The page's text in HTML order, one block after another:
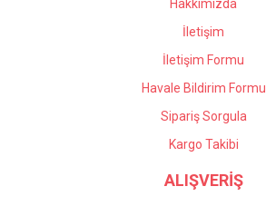
Gönder
Hakkımızda
İletişim
İletişim Formu
Havale Bildirim Formu
Sipariş Sorgula
Kargo Takibi
ALIŞVERİŞ